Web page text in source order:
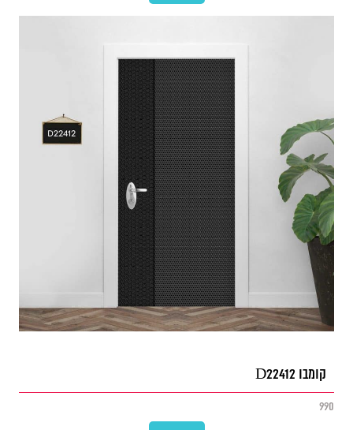
קומבו D22412
990